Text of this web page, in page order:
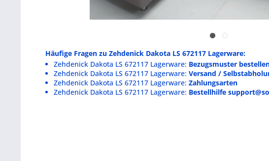
Häufige Fragen zu Zehdenick Dakota LS 672117 Lagerware:
Zehdenick Dakota LS 672117 Lagerware: Bezugsmuster
Zehdenick Dakota LS 672117 Lagerware: Versand /
Zehdenick Dakota LS 672117 Lagerware: Zahlungsarten
Zehdenick Dakota LS 672117 Lagerware: Bestellhilfe